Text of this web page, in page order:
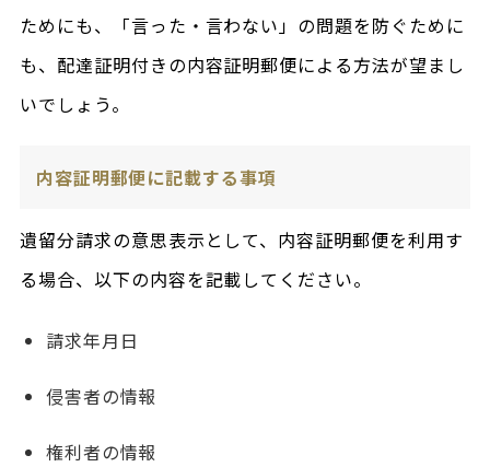
ためにも、「言った・言わない」の問題を防ぐために
も、配達証明付きの内容証明郵便による方法が望まし
いでしょう。
内容証明郵便に記載する事項
遺留分請求の意思表示として、内容証明郵便を利用す
る場合、以下の内容を記載してください。
請求年月日
侵害者の情報
権利者の情報